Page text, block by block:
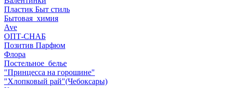
Пластик Быт стиль
Бытовая_химия
Ave
ОПТ-СНАБ
Позитив Парфюм
Флора
Постельное_белье
"Принцесса на горошине"
"Хлопковый рай"(Чебоксары)